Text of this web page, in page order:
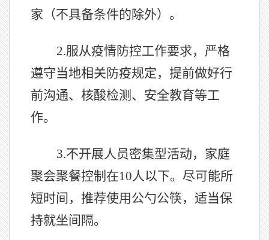
家（不具备条件的除外）。
2.服从疫情防控工作要求，严格
遵守当地相关防疫规定，提前做好行
前沟通、核酸检测、安全教育等工
作。
3.不开展人员密集型活动，家庭
聚会聚餐控制在10人以下。尽可能所
短时间，推荐使用公勺公筷，适当保
持就坐间隔。